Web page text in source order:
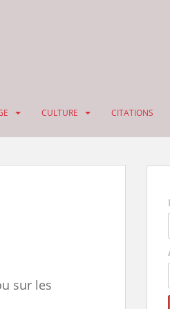
CULTURE CITATIONS
sur les